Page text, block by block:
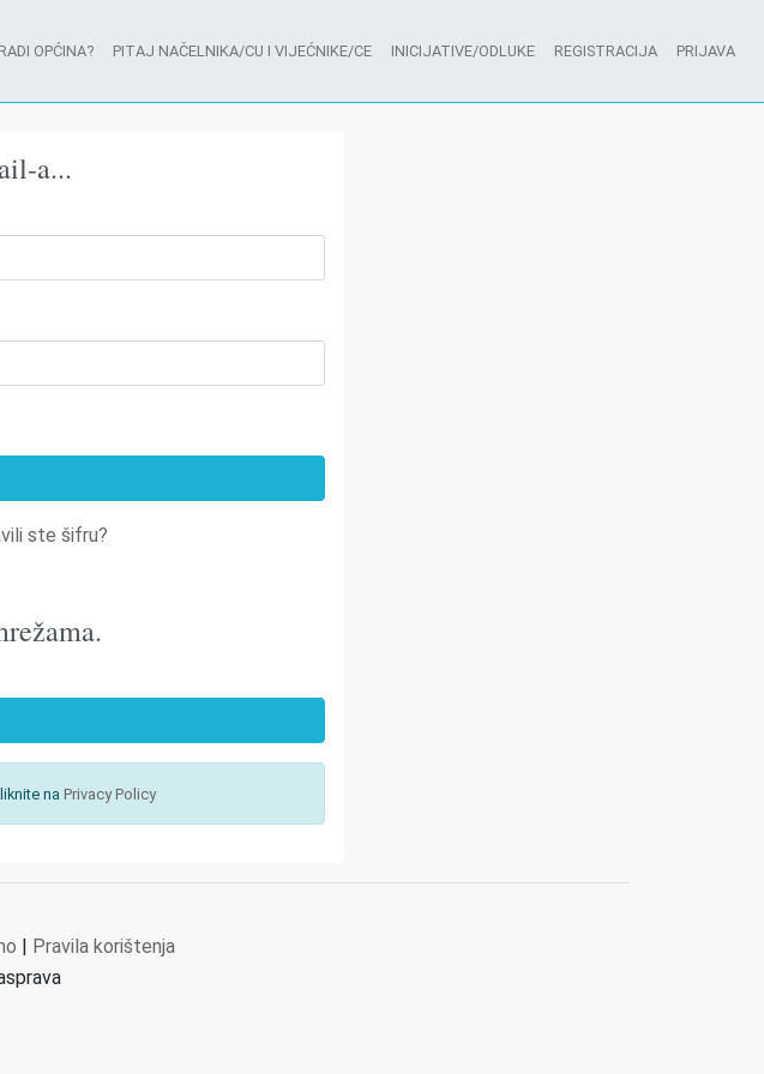
OPĆINA? PITAJ NAČELNIKA/CU I VIJEĆNIKE/CE INICIJATIVE/ODLUKE REGISTRACIJA PRIJAVA
a...
ste šifru?
na Privacy Policy
| Pravila korištenja